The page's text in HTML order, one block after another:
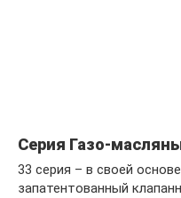
Серия Газо-
33 серия – в своей
запатентованный